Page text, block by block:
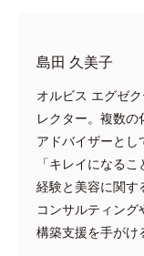
島田 久美子
オルビス エグゼ
レクター。複数の
アドバイザーと
「キレイになる
経験と美容に関す
コンサルティン
構築支援を手がけ